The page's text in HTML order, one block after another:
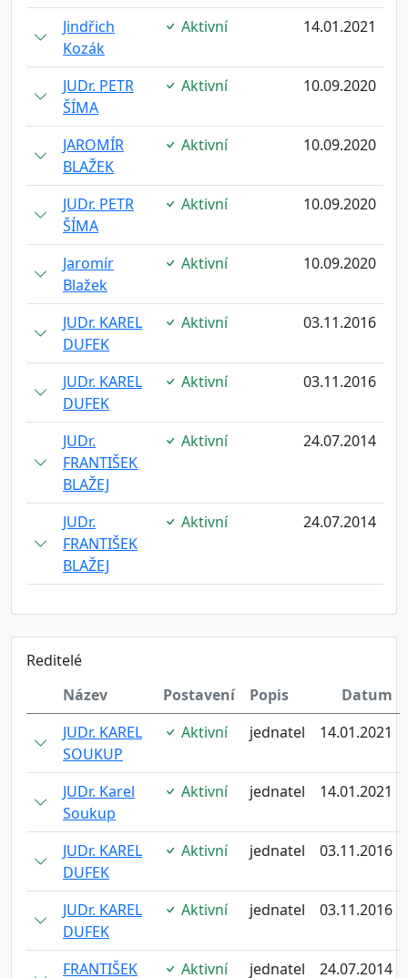
Jindřich
Kozák
Aktivní 14.01.2021
JUDr. PETR
ŠÍMA
Aktivní 10.09.2020
JAROMÍR
BLAŽEK
Aktivní 10.09.2020
JUDr. PETR
ŠÍMA
Aktivní 10.09.2020
Jaromír
Blažek
Aktivní 10.09.2020
JUDr. KAREL
DUFEK
Aktivní 03.11.2016
JUDr. KAREL
DUFEK
Aktivní 03.11.2016
JUDr.
FRANTIŠEK
BLAŽEJ
Aktivní 24.07.2014
JUDr.
FRANTIŠEK
BLAŽEJ
Aktivní 24.07.2014
Reditelé
Název
Postavení Popis
Datum
JUDr. KAREL
SOUKUP
Aktivní jednatel 14.01.2021
JUDr. Karel
Soukup
Aktivní jednatel 14.01.2021
JUDr. KAREL
DUFEK
Aktivní jednatel 03.11.2016
JUDr. KAREL
DUFEK
Aktivní jednatel 03.11.2016
FRANTIŠEK Aktivní jednatel 24.07.2014